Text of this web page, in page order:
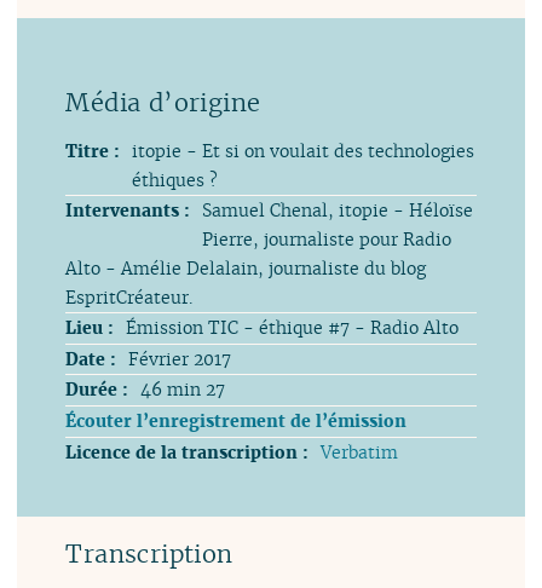
Titre : itopie - Et si on voulait des technologies
éthiques ?
Intervenants :
Samuel Chenal, itopie - Héloïse
Pierre, journaliste pour Radio
Alto - Amélie Delalain, journaliste du blog
EspritCréateur.
Lieu : Émission TIC - éthique #7 - Radio Alto
Date : Février 2017
Durée : 46 min 27
Écouter l’enregistrement de l’émission
Licence de la transcription : Verbatim
Transcription